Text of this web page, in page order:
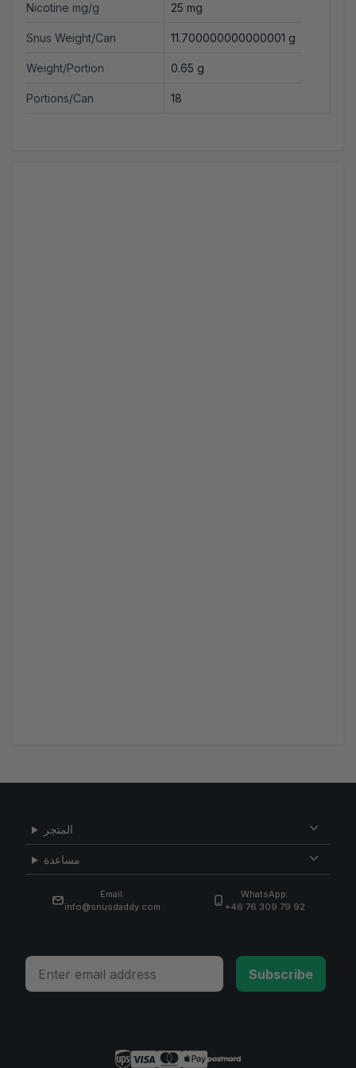
Nicotine mg/g 25 mg
Snus Weight/Can 11.700000000000001 g
Weight/Portion 0.65 g
Portions/Can 18
المتجر
مساعدة
Email:
info@snusdaddy.com
WhatsApp:
+46 76 309 79 92
Email
Subscribe